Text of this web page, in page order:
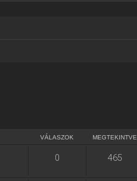
VÁLASZOK MEGTEKINTVE
0 465